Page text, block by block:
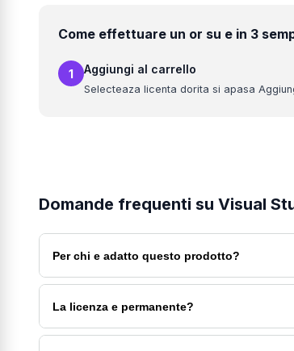
Come effettuare un or su e in 3
1 Aggiungi al carrello
Selecteaza licenta dorita si apasa
Domande frequenti su Visual
Per chi e adatto questo prodotto?
E pensato per aziende, amministratori IT,
La licenza e permanente?
Si, la licenza e indicata come permanente